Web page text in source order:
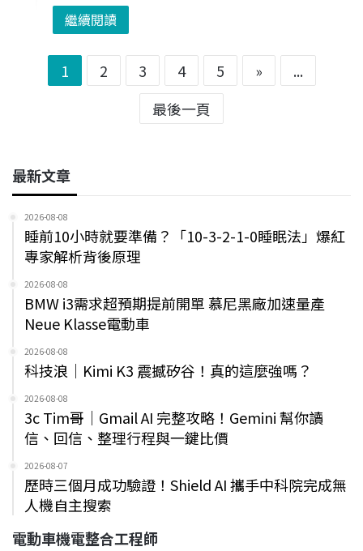
繼續閱讀
1 2 3 4 5 »
...
最後一頁
最新文章
2026-08-08
睡前10小時就要準備？「10-3-2-1-0睡眠法」爆紅
專家解析背後原理
2026-08-08
BMW i3需求超預期提前開單 慕尼黑廠加速量產
Neue Klasse電動車
2026-08-08
科技浪｜Kimi K3 震撼矽谷！真的這麼強嗎？
2026-08-08
3c Tim哥｜Gmail AI 完整攻略！Gemini 幫你讀
信、回信、整理行程與一鍵比價
2026-08-07
歷時三個月成功驗證！Shield AI 攜手中科院完成無
人機自主搜索
電動車機電整合工程師